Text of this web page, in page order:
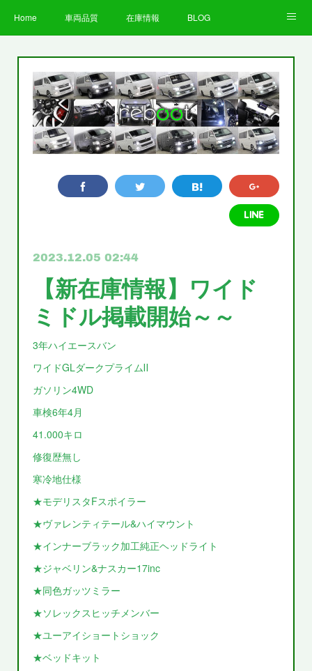
Home 車両品質 在庫情報 BLOG
お客様の声 STAFF 企業情報
プライバシーポリシー
2023.12.05 02:44
【新在庫情報】ワイド
ミドル掲載開始～～
3年ハイエースバン
ワイドGLダークプライムⅡ
ガソリン4WD
車検6年4月
41.000キロ
修復歴無し
寒冷地仕様
★モデリスタFスポイラー
★ヴァレンティテール&ハイマウント
★インナーブラック加工純正ヘッドライト
★ジャベリン&ナスカー17inc
★同色ガッツミラー
★ソレックスヒッチメンバー
★ユーアイショートショック
★ベッドキット